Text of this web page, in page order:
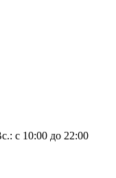
с 10:00 до 22:00